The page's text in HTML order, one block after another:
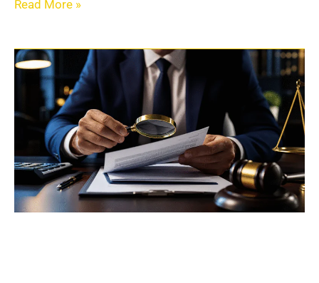
Read More »
Relatos
Reais:
Histórias
de
Quem
Perdeu
Carro